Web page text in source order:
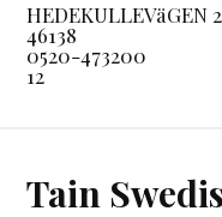
HEDEKULLEVäGEN
46138
0520-473200
12
Tain